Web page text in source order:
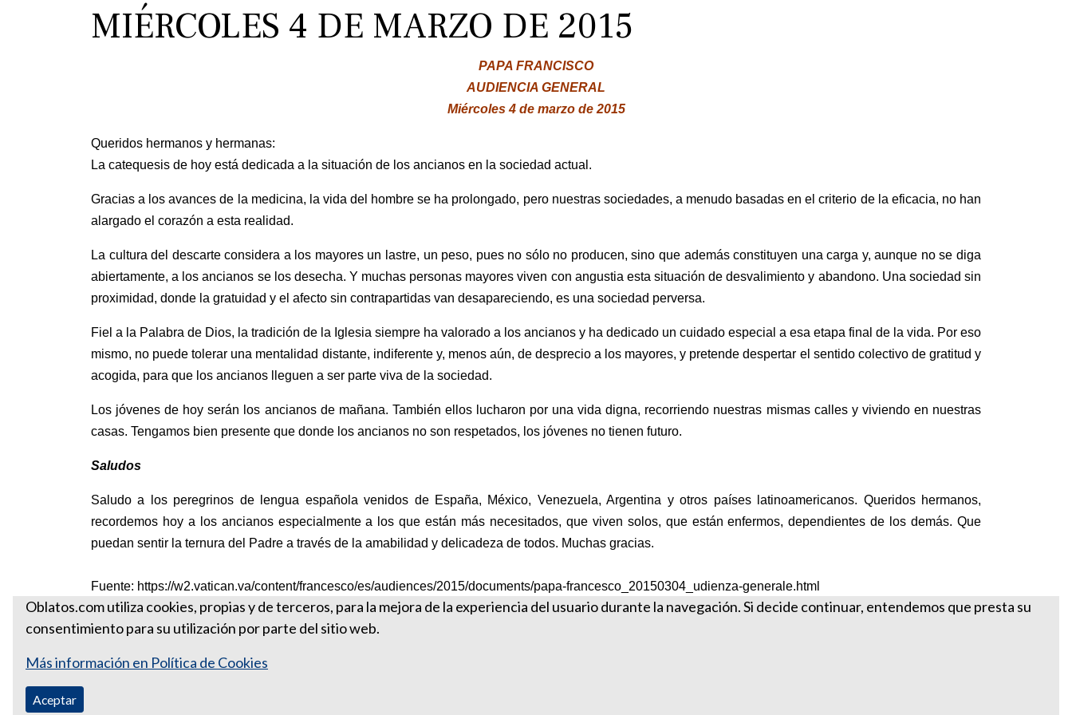
MIÉRCOLES 4 DE MARZO DE 2015
PAPA FRANCISCO
AUDIENCIA GENERAL
Miércoles 4 de marzo de 2015
Queridos hermanos y hermanas:
La catequesis de hoy está dedicada a la situación de los ancianos en la sociedad actual.
Gracias a los avances de la medicina, la vida del hombre se ha prolongado, pero nuestras sociedades, a menudo basadas en el criterio de la eficacia, no han
alargado el corazón a esta realidad.
La cultura del descarte considera a los mayores un lastre, un peso, pues no sólo no producen, sino que además constituyen una carga y, aunque no se diga
abiertamente, a los ancianos se los desecha. Y muchas personas mayores viven con angustia esta situación de desvalimiento y abandono. Una sociedad sin
proximidad, donde la gratuidad y el afecto sin contrapartidas van desapareciendo, es una sociedad perversa.
Fiel a la Palabra de Dios, la tradición de la Iglesia siempre ha valorado a los ancianos y ha dedicado un cuidado especial a esa etapa final de la vida. Por eso
mismo, no puede tolerar una mentalidad distante, indiferente y, menos aún, de desprecio a los mayores, y pretende despertar el sentido colectivo de gratitud y
acogida, para que los ancianos lleguen a ser parte viva de la sociedad.
Los jóvenes de hoy serán los ancianos de mañana. También ellos lucharon por una vida digna, recorriendo nuestras mismas calles y viviendo en nuestras
casas. Tengamos bien presente que donde los ancianos no son respetados, los jóvenes no tienen futuro.
Saludos
Saludo a los peregrinos de lengua española venidos de España, México, Venezuela, Argentina y otros países latinoamericanos. Queridos hermanos,
recordemos hoy a los ancianos especialmente a los que están más necesitados, que viven solos, que están enfermos, dependientes de los demás. Que
puedan sentir la ternura del Padre a través de la amabilidad y delicadeza de todos. Muchas gracias.
Fuente: https://w2.vatican.va/content/francesco/es/audiences/2015/documents/papa-francesco_20150304_udienza-generale.html
Oblatos.com utiliza cookies, propias y de terceros, para la mejora de la experiencia del usuario durante la navegación. Si decide continuar, entendemos que presta su
consentimiento para su utilización por parte del sitio web.
Más información en Política de Cookies
Aceptar